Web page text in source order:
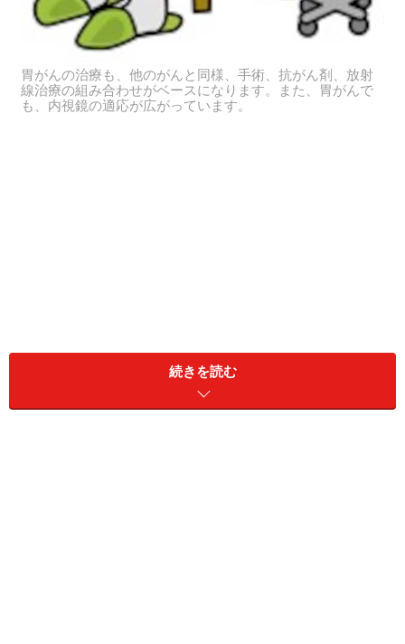
胃がんの治療も、他のがんと同様、手術、抗がん剤、放射
線治療の組み合わせがベースになります。また、胃がんで
も、内視鏡の適応が広がっています。
胃がんに対する治療も、手術、抗がん剤、放射線治療と
いう３つの治療法を、その方の状態に応じて組み合わせ
続きを読む